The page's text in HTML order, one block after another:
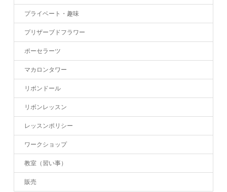
プライベート・趣味
プリザーブドフラワー
ポーセラーツ
マカロンタワー
リボンドール
リボンレッスン
レッスンポリシー
ワークショップ
教室（習い事）
販売